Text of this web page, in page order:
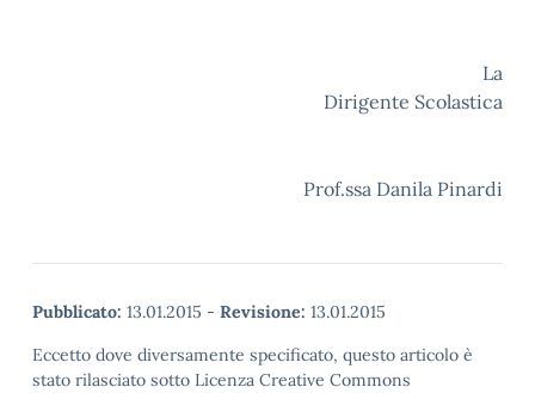
La
Dirigente Scolastica
Prof.ssa Danila Pinardi
Pubblicato: 13.01.2015 - Revisione: 13.01.2015
Eccetto dove diversamente specificato, questo articolo è
stato rilasciato sotto Licenza Creative Commons